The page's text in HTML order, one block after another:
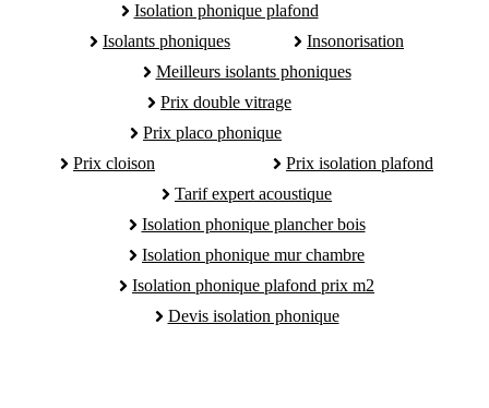
Isolation phonique plafond
Isolants phoniques
Insonorisation
Meilleurs isolants phoniques
Prix double vitrage
Prix placo phonique
Prix cloison
Prix isolation plafond
Tarif expert acoustique
Isolation phonique plancher bois
Isolation phonique mur chambre
Isolation phonique plafond prix m2
Devis isolation phonique